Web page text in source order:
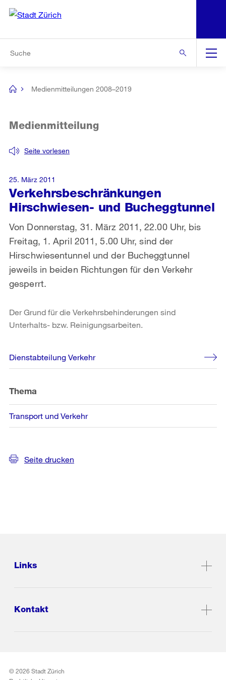
Navigation
[no
Medienmitteilungen 2008–2019
Verkehrsbeschränkungen
Hirschwiesen- und Bucheggtunnel
Seite vorlesen
Medienmitteilung
Von Donnerstag, 31. März 2011, 22.00 Uhr, bis
Freitag, 1. April 2011, 5.00 Uhr, sind der
Hirschwiesentunnel und der Bucheggtunnel
jeweils in beiden Richtungen für den Verkehr
gesperrt.
25. März 2011
Der Grund für die Verkehrsbehinderungen sind
Unterhalts- bzw. Reinigungsarbeiten.
Weitere
Informationen
Dienstabteilung Verkehr
Thema
Transport und Verkehr
Seite drucken
Links
Kontakt
© 2026 Stadt Zürich